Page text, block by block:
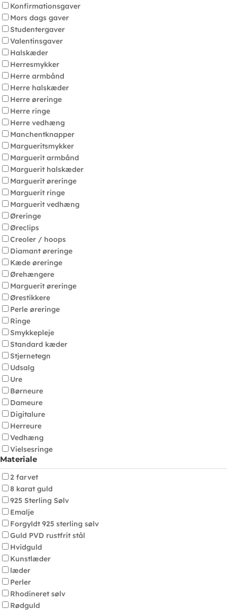
Konfirmationsgaver
Mors dags gaver
Studentergaver
Valentinsgaver
Halskæder
Herresmykker
Herre armbånd
Herre halskæder
Herre øreringe
Herre ringe
Herre vedhæng
Manchentknapper
Margueritsmykker
Marguerit armbånd
Marguerit halskæder
Marguerit øreringe
Marguerit ringe
Marguerit vedhæng
Øreringe
Øreclips
Creoler / hoops
Diamant øreringe
Kæde øreringe
Ørehængere
Marguerit øreringe
Ørestikkere
Perle øreringe
Ringe
Smykkepleje
Standard kæder
Stjernetegn
Udsalg
Ure
Børneure
Dameure
Digitalure
Herreure
Vedhæng
Vielsesringe
Materiale
2 farvet
8 karat guld
925 Sterling Sølv
Emalje
Forgyldt 925 sterling sølv
Guld PVD rustfrit stål
Hvidguld
Kunstlæder
læder
Perler
Rhodineret sølv
Rødguld